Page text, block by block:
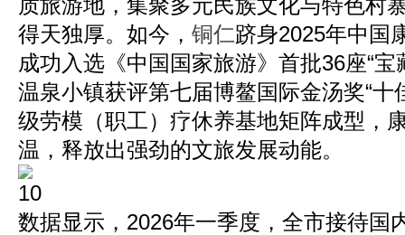
质旅游地，集聚多元民族文化与特色村
得天独厚。如今， 铜仁跻身2025年中国
成功入选《中国国家旅游》首批36座“宝
温泉小镇获评第七届博鳌国际金汤奖“十
级劳模（职工）疗休养基地矩阵成型，
温，释放出强劲的文旅发展动能。
数据显示，2026年一季度，全市接待国